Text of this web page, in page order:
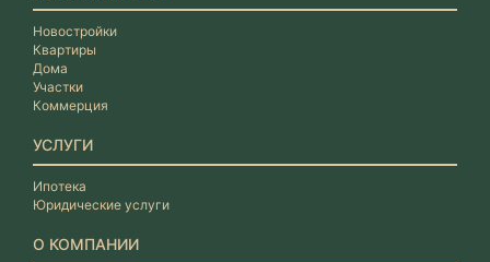
Новостройки
Квартиры
Дома
Участки
Коммерция
УСЛУГИ
Ипотека
Юридические услуги
О КОМПАНИИ